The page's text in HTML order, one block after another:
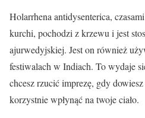
Holarrhena antidysenterica,
kurchi, pochodzi z krzewu i jest
ajurwedyjskiej. Jest on również
festiwalach w Indiach. To wydaje
chcesz rzucić imprezę, gdy
korzystnie wpłynąć na twoje ciało.